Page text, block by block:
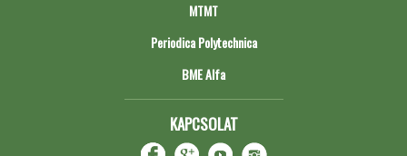
MTMT
Periodica Polytechnica
BME Alfa
KAPCSOLAT